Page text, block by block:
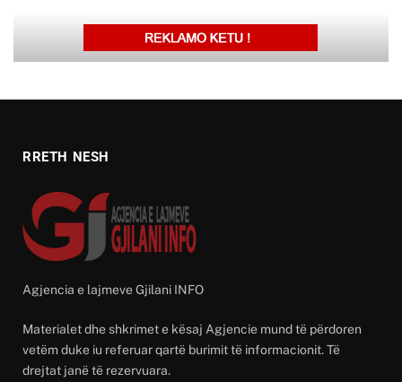
RRETH NESH
Agjencia e lajmeve Gjilani INFO
Materialet dhe shkrimet e kësaj Agjencie mund të përdoren
vetëm duke iu referuar qartë burimit të informacionit. Të
drejtat janë të rezervuara.